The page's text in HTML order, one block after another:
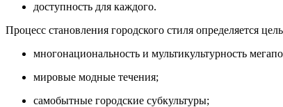
доступность для каждого.
Процесс становления городского стиля определяется
многонациональность и мультикультурность
мировые модные течения;
самобытные городские субкультуры;